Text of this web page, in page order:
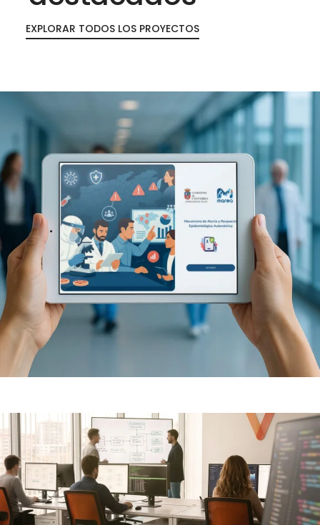
EXPLORAR TODOS LOS PROYECTOS